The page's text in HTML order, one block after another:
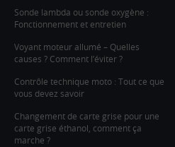
Sonde lambda ou sonde oxygène :
Fonctionnement et entretien
Voyant moteur allumé – Quelles
causes ? Comment l’éviter ?
Contrôle technique moto : Tout ce que
vous devez savoir
Changement de carte grise pour une
carte grise éthanol, comment ça
marche ?